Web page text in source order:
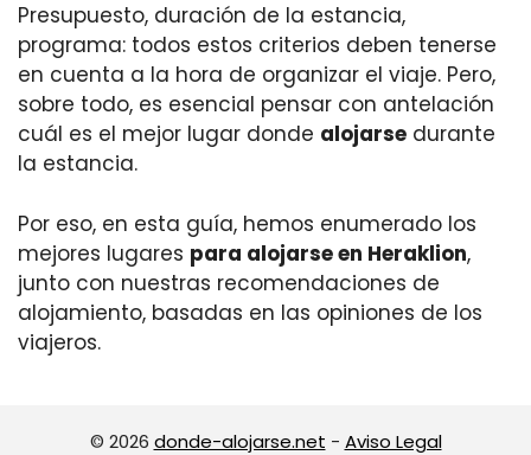
Presupuesto, duración de la estancia,
programa: todos estos criterios deben tenerse
en cuenta a la hora de organizar el viaje. Pero,
sobre todo, es esencial pensar con antelación
cuál es el mejor lugar donde alojarse durante
la estancia.
Por eso, en esta guía, hemos enumerado los
mejores lugares para alojarse en Heraklion,
junto con nuestras recomendaciones de
alojamiento, basadas en las opiniones de los
viajeros.
© 2026 donde-alojarse.net - Aviso Legal